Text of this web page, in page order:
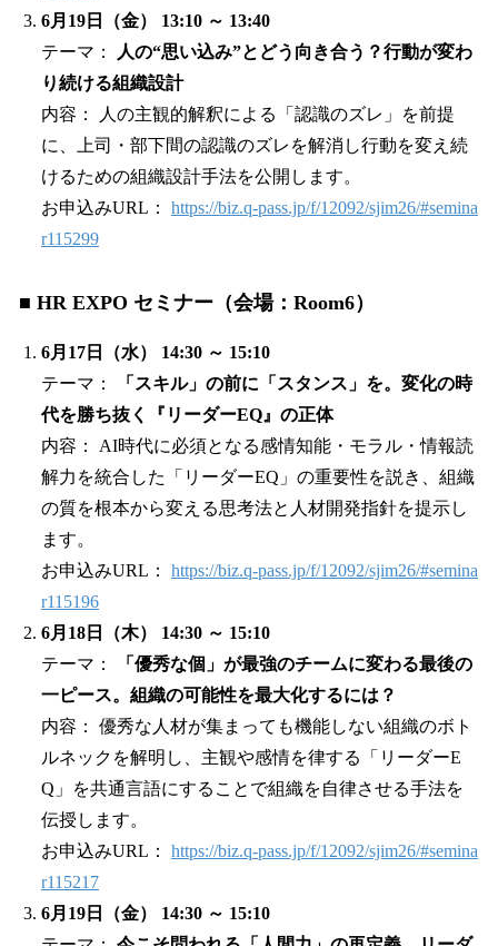
6月19日（金） 13:10 ～ 13:40
テーマ：
人の“思い込み”とどう向き合う？行動が変わ
り続ける組織設計
内容： 人の主観的解釈による「認識のズレ」を前提
に、上司・部下間の認識のズレを解消し行動を変え続
けるための組織設計手法を公開します。
お申込みURL： https://biz.q-pass.jp/f/12092/sjim26/#semina
r115299
■ HR EXPO セミナー（会場：Room6）
6月17日（水） 14:30 ～ 15:10
テーマ：
「スキル」の前に「スタンス」を。変化の時
代を勝ち抜く『リーダーEQ』の正体
内容： AI時代に必須となる感情知能・モラル・情報読
解力を統合した「リーダーEQ」の重要性を説き、組織
の質を根本から変える思考法と人材開発指針を提示し
ます。
お申込みURL： https://biz.q-pass.jp/f/12092/sjim26/#semina
r115196
6月18日（木） 14:30 ～ 15:10
テーマ：
「優秀な個」が最強のチームに変わる最後の
一ピース。組織の可能性を最大化するには？
内容： 優秀な人材が集まっても機能しない組織のボト
ルネックを解明し、主観や感情を律する「リーダーE
Q」を共通言語にすることで組織を自律させる手法を
伝授します。
お申込みURL： https://biz.q-pass.jp/f/12092/sjim26/#semina
r115217
6月19日（金） 14:30 ～ 15:10